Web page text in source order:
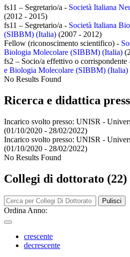
fs11 – Segretario/a - Società Italiana
(2012 - 2015)
fs11 – Segretario/a - Società Italiana
(SIBBM) (Italia) (2007 - 2012)
Fellow (riconoscimento scientifico) -
Biologia Molecolare (SIBBM) (Italia)
fs2 – Socio/a effettivo o corrispondente
e Biologia Molecolare (SIBBM) (Italia)
No Results Found
Ricerca e didattica
Incarico svolto presso: UNISR -
(01/10/2020 - 28/02/2022)
Incarico svolto presso: UNISR -
(01/10/2020 - 28/02/2022)
No Results Found
Collegi di dottorato (22)
Pulisci
Ordina Anno:
crescente
decrescente